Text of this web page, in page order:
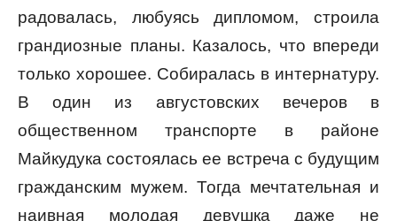
радовалась, любуясь дипломом, строила
грандиозные планы. Казалось, что впереди
только хорошее. Собиралась в интернатуру.
В один из августовских вечеров в
общественном транспорте в районе
Майкудука состоялась ее встреча с будущим
гражданским мужем. Тогда мечтательная и
наивная молодая девушка даже не